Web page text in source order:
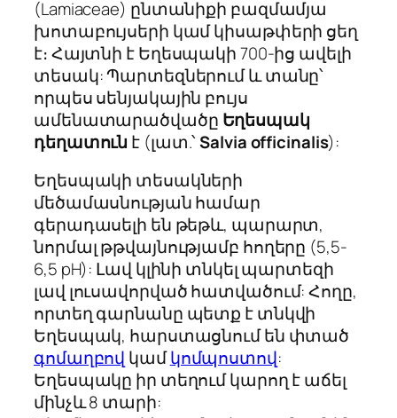
(Lamiaceae) ընտանիքի բազմամյա
խոտաբույսերի կամ կիսաթփերի ցեղ
է։ Հայտնի է Եղեսպակի 700-ից ավելի
տեսակ: Պարտեզներում և տանը՝
որպես սենյակային բույս
ամենատարածվածը Եղեսպակ
դեղատուն է (լատ.՝Salvia officinalis):
Եղեսպակի տեսակների
մեծամասնության համար
գերադասելի են թեթև, պարարտ,
նորմալ թթվայնությամբ հողերը (5,5-
6,5 pH): Լավ կլինի տնկել պարտեզի
լավ լուսավորված հատվածում: Հողը,
որտեղ գարնանը պետք է տնկվի
Եղեսպակ, հարստացնում են փտած
գոմաղբով կամկոմպոստով:
Եղեսպակը իր տեղում կարող է աճել
մինչև 8 տարի: